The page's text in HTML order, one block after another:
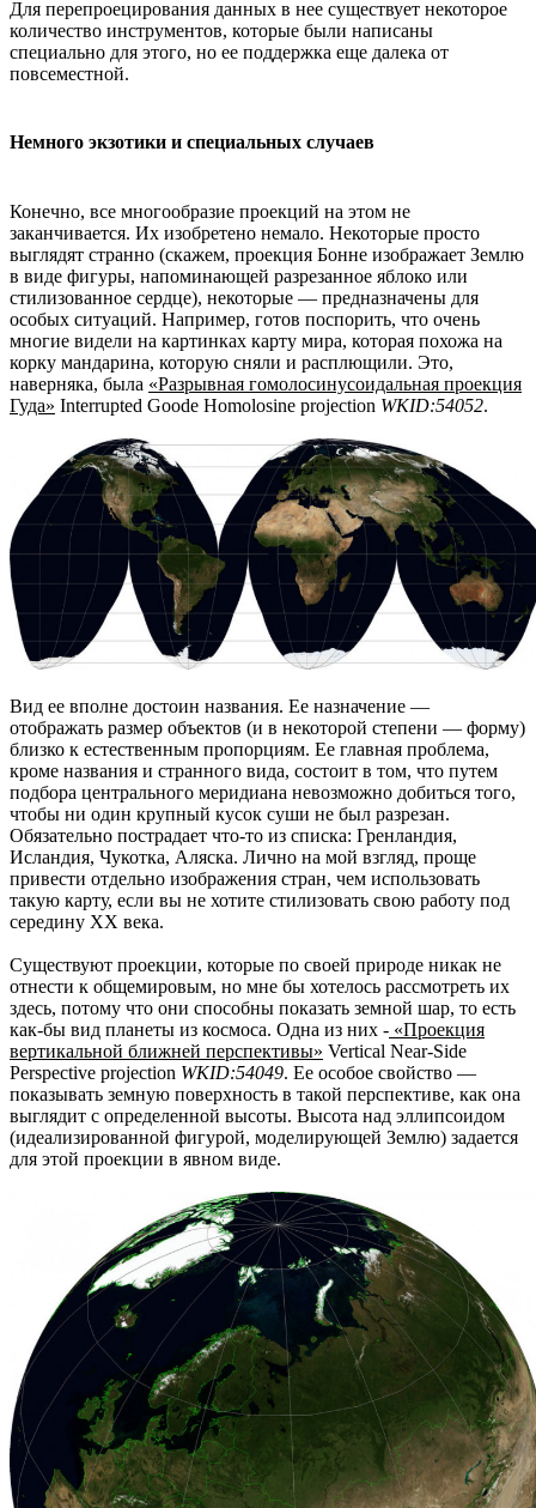
Для перепроецирования данных в нее существует некоторое
количество инструментов, которые были написаны
специально для этого, но ее поддержка еще далека от
повсеместной.
Немного экзотики и специальных случаев
Конечно, все многообразие проекций на этом не
заканчивается. Их изобретено немало. Некоторые просто
выглядят странно (скажем, проекция Бонне изображает Землю
в виде фигуры, напоминающей разрезанное яблоко или
стилизованное сердце), некоторые — предназначены для
особых ситуаций. Например, готов поспорить, что очень
многие видели на картинках карту мира, которая похожа на
корку мандарина, которую сняли и расплющили. Это,
наверняка, была «Разрывная гомолосинусоидальная проекция
Гуда» Interrupted Goode Homolosine projection WKID:54052.
Вид ее вполне достоин названия. Ее назначение —
отображать размер объектов (и в некоторой степени — форму)
близко к естественным пропорциям. Ее главная проблема,
кроме названия и странного вида, состоит в том, что путем
подбора центрального меридиана невозможно добиться того,
чтобы ни один крупный кусок суши не был разрезан.
Обязательно пострадает что-то из списка: Гренландия,
Исландия, Чукотка, Аляска. Лично на мой взгляд, проще
привести отдельно изображения стран, чем использовать
такую карту, если вы не хотите стилизовать свою работу под
середину XX века.
Существуют проекции, которые по своей природе никак не
отнести к общемировым, но мне бы хотелось рассмотреть их
здесь, потому что они способны показать земной шар, то есть
как-бы вид планеты из космоса. Одна из них - «Проекция
вертикальной ближней перспективы» Vertical Near-Side
Perspective projection WKID:54049. Ее особое свойство —
показывать земную поверхность в такой перспективе, как она
выглядит с определенной высоты. Высота над эллипсоидом
(идеализированной фигурой, моделирующей Землю) задается
для этой проекции в явном виде.